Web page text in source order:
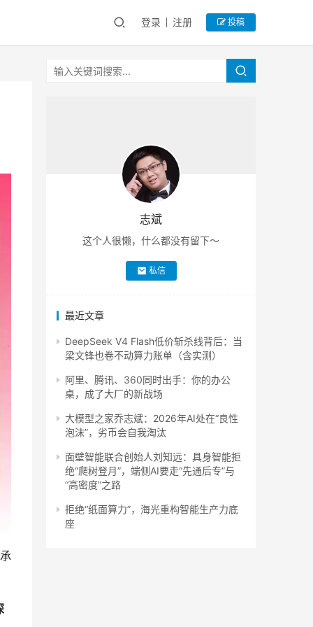
登录 注册 投稿
志斌
这个人很懒，什么都没有留下～
私信
最近文章
DeepSeek V4 Flash低价斩杀线背后：当
梁文锋也卷不动算力账单（含实测）
阿里、腾讯、360同时出手：你的办公
桌，成了大厂的新战场
大模型之家乔志斌：2026年AI处在“良性
泡沫”，劣币会自我淘汰
面壁智能联合创始人刘知远：具身智能拒
绝“爬树登月”，端侧AI要走“先通后专”与
“高密度”之路
拒绝“纸面算力”，海光重构智能生产力底
座